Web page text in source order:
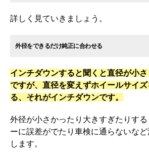
詳しく見ていきましょう。
外径をできるだけ純正に合わせる
インチダウンすると聞くと直径が小
ですが、直径を変えずホイールサイ
る、それがインチダウンです。
外径が小さかったり大きすぎたりす
ーに誤差がでたり車検に通らないな
します。